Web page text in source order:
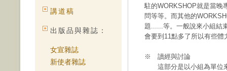
講道稿
出版品與雜誌：
女宣雜誌
新使者雜誌
駐的WORKSHOP就是當晚
問等等。而其他的
題......等。一般說來小組結
會要到11點多了所以有些
※ 讀經與討論
這部分是以小組為單位